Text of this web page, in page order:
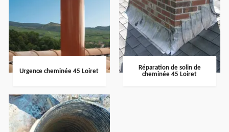
Urgence cheminée 45 Loiret
Réparation de solin de
cheminée 45 Loiret